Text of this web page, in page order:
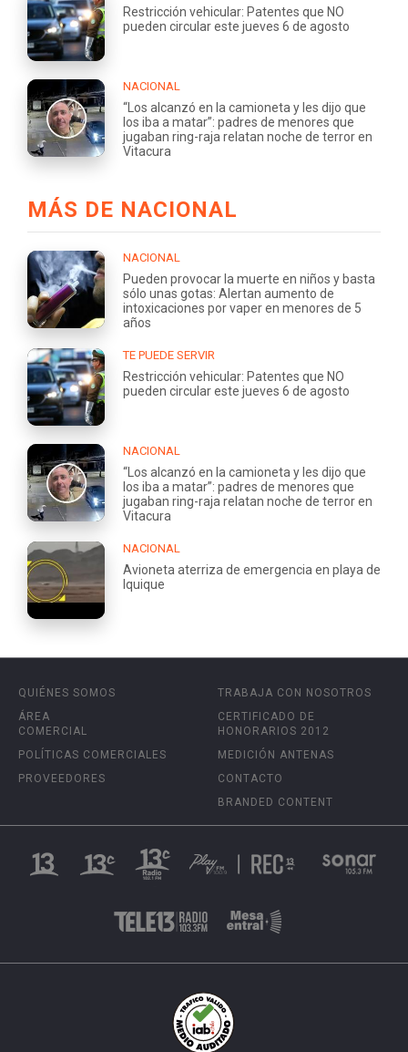
Restricción vehicular: Patentes que NO
pueden circular este jueves 6 de agosto
NACIONAL
“Los alcanzó en la camioneta y les dijo que
los iba a matar”: padres de menores que
jugaban ring-raja relatan noche de terror en
Vitacura
MÁS DE NACIONAL
NACIONAL
Pueden provocar la muerte en niños y basta
sólo unas gotas: Alertan aumento de
intoxicaciones por vaper en menores de 5
años
TE PUEDE SERVIR
Restricción vehicular: Patentes que NO
pueden circular este jueves 6 de agosto
NACIONAL
“Los alcanzó en la camioneta y les dijo que
los iba a matar”: padres de menores que
jugaban ring-raja relatan noche de terror en
Vitacura
NACIONAL
Avioneta aterriza de emergencia en playa de
Iquique
QUIÉNES SOMOS
ÁREA
COMERCIAL
POLÍTICAS COMERCIALES
PROVEEDORES
TRABAJA CON NOSOTROS
CERTIFICADO DE
HONORARIOS 2012
MEDICIÓN ANTENAS
CONTACTO
BRANDED CONTENT